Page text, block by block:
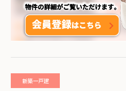
新築一戸建